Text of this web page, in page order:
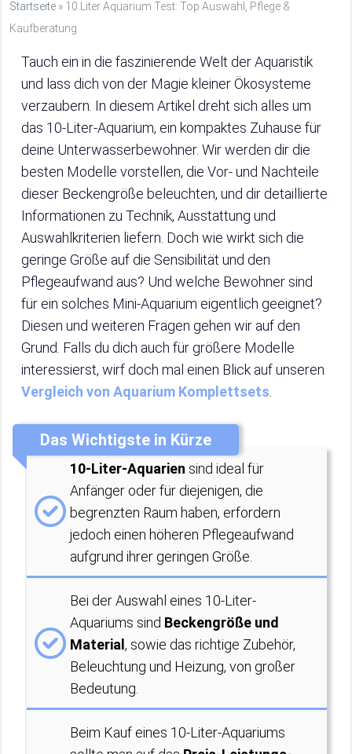
Startseite » 10 Liter Aquarium Test: Top Auswahl, Pflege &
Kaufberatung
Tauch ein in die faszinierende Welt der Aquaristik
und lass dich von der Magie kleiner Ökosysteme
verzaubern. In diesem Artikel dreht sich alles um
das 10-Liter-Aquarium, ein kompaktes Zuhause für
deine Unterwasserbewohner. Wir werden dir die
besten Modelle vorstellen, die Vor- und Nachteile
dieser Beckengröße beleuchten, und dir detaillierte
Informationen zu Technik, Ausstattung und
Auswahlkriterien liefern. Doch wie wirkt sich die
geringe Größe auf die Sensibilität und den
Pflegeaufwand aus? Und welche Bewohner sind
für ein solches Mini-Aquarium eigentlich geeignet?
Diesen und weiteren Fragen gehen wir auf den
Grund. Falls du dich auch für größere Modelle
interessierst, wirf doch mal einen Blick auf unseren
Vergleich von Aquarium Komplettsets
Das Wichtigste in Kürze
10-Liter-Aquarien sind ideal für
Anfänger oder für diejenigen, die
begrenzten Raum haben, erfordern
jedoch einen höheren Pflegeaufwand
aufgrund ihrer geringen Größe.
Bei der Auswahl eines 10-Liter-
Aquariums sind Beckengröße und
Material , sowie das richtige Zubehör,
Beleuchtung und Heizung, von großer
Bedeutung.
Beim Kauf eines 10-Liter-Aquariums